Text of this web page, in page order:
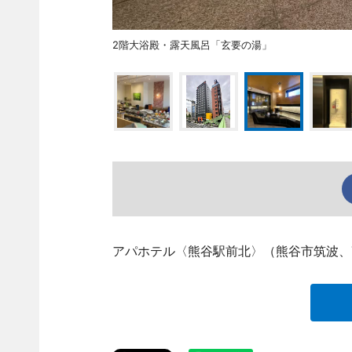
2階大浴殿・露天風呂「玄要の湯」
アパホテル〈熊谷駅前北〉（熊谷市筑波